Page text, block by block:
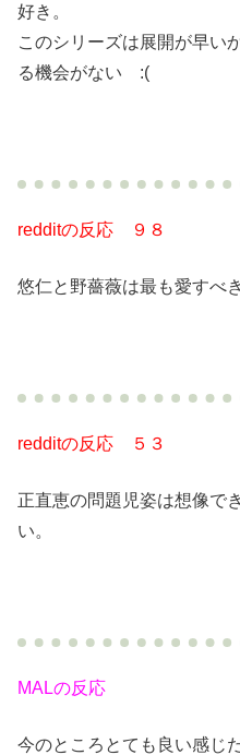
好き。
このシリーズは展開が早い
る機会がない :(
redditの反応 ９８
悠仁と野薔薇は最も愛すべ
redditの反応 ５３
正直恵の問題児姿は想像で
い。
MALの反応
今のところとても良い感じだ